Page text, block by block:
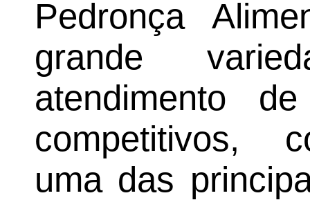
Pedronça
grande
atendimento
competitivos,
uma das